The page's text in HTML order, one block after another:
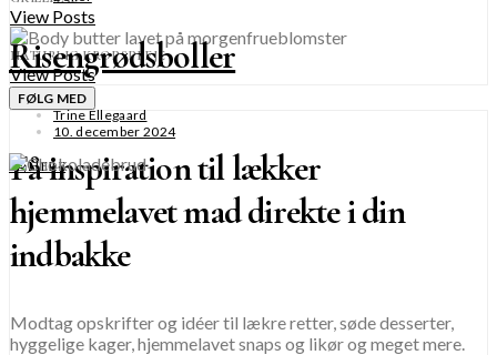
View Posts
NATURLIG KROPSPLEJE
View Posts
FØLG MED
Få inspiration til lækker
hjemmelavet mad direkte i din
indbakke
Modtag opskrifter og idéer til lækre retter, søde desserter,
hyggelige kager, hjemmelavet snaps og likør og meget mere.
Risengrødsboller
Trine Ellegaard
10. december 2024
SE MERE